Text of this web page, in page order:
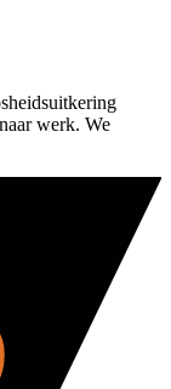
werk. We